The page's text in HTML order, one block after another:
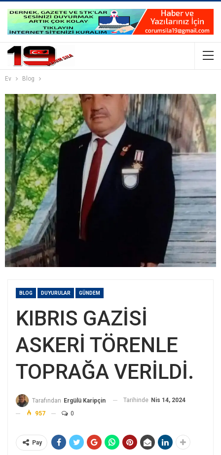
Ev Blog
BLOG DUYURULAR GÜNDEM
KIBRIS GAZİSİ
ASKERİ TÖRENLE
TOPRAĞA VERİLDİ.
Tarafından Ergülü Karipçin Tarihinde Nis 14, 2024
957
0
Pay